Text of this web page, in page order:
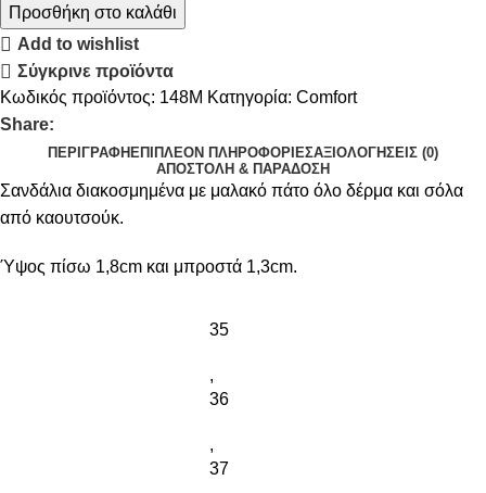
Προσθήκη στο καλάθι
Add to wishlist
Σύγκρινε προϊόντα
Κωδικός προϊόντος: 148Μ Κατηγορία: Comfort
Share:
ΠΕΡΙΓΡΑΦΉ ΕΠΙΠΛΈΟΝ ΠΛΗΡΟΦΟΡΊΕΣΑΞΙΟΛΟΓΉΣΕΙΣ (0)
ΑΠΟΣΤΟΛΉ & ΠΑΡΆΔΟΣΗ
Σανδάλια διακοσμημένα με μαλακό πάτο όλο δέρμα και σόλα
από καουτσούκ.
Ύψος πίσω 1,8cm και μπροστά 1,3cm.
35
,
36
,
37